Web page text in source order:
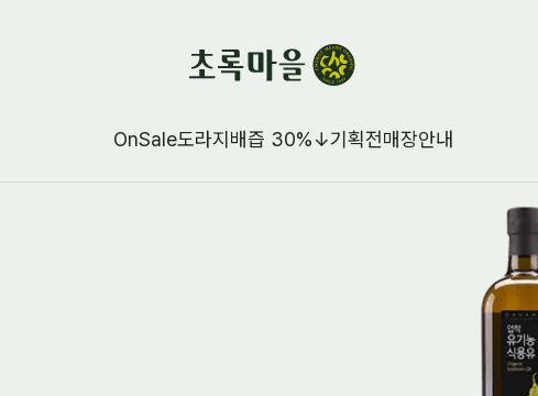
OnSale도라지배즙 30%↓기획전매장안내